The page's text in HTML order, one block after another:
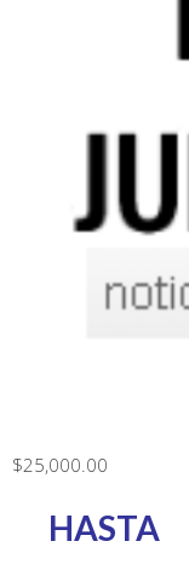
$25,000.00